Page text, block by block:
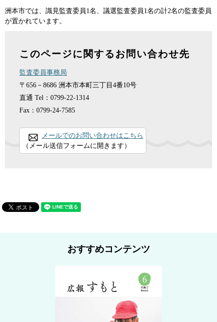
洲本市では、識見監査委員1名、議選監査委員1名の計2名の監査委員
が置かれています。
このページに関するお問い合わせ先
監査委員事務局
〒656－8686 洲本市本町三丁目4番10号
直通 Tel：0799-22-1314
Fax：0799-24-7585
メールでのお問い合わせはこちら
（メール送信フォームに開きます）
おすすめコンテンツ